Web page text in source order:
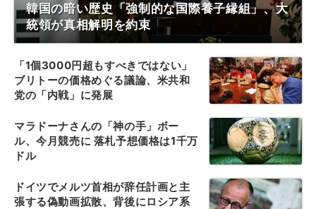
韓国の暗い歴史「強制的な国際養子縁組」、大
統領が真相解明を約束
「1個3000円超もすべきではない」
ブリトーの価格めぐる議論、米共和
党の「内戦」に発展
マラドーナさんの「神の手」ボー
ル、今月競売に 落札予想価格は1千万
ドル
ドイツでメルツ首相が辞任計画と主
張する偽動画拡散、背後にロシア系